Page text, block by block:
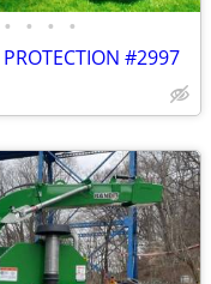
• • • •
#2997